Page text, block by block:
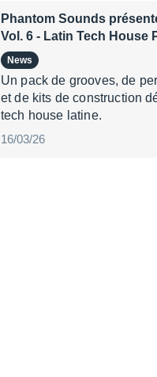
Phantom Sounds
Vol. 6 - Latin Tech House
News
Un pack de grooves, de
et de kits de construction
tech house latine.
16/03/26